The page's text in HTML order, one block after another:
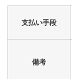
支払い手段
備考